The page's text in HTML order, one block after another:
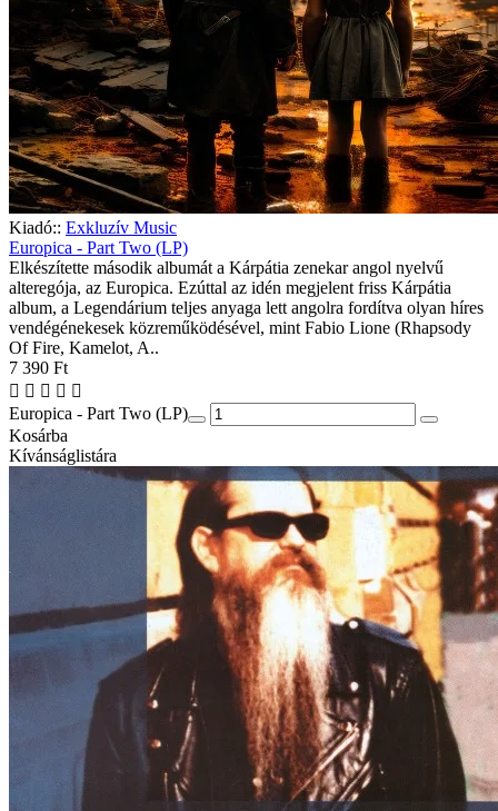
Kiadó:: Exkluzív Music
Europica - Part Two (LP)
Elkészítette második albumát a Kárpátia zenekar angol nyelvű
alteregója, az Europica. Ezúttal az idén megjelent friss Kárpátia
album, a Legendárium teljes anyaga lett angolra fordítva olyan híres
vendégénekesek közreműködésével, mint Fabio Lione (Rhapsody
Of Fire, Kamelot, A..
7 390 Ft
Europica - Part Two (LP)
Kosárba
Kívánságlistára